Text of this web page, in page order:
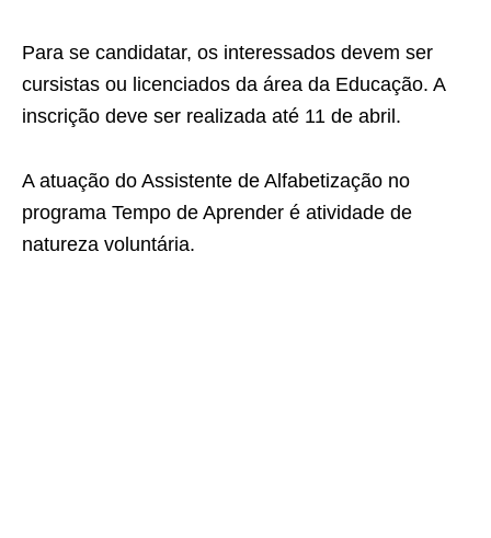
Para se candidatar, os interessados devem ser
cursistas ou licenciados da área da Educação. A
inscrição deve ser realizada até 11 de abril.
A atuação do Assistente de Alfabetização no
programa Tempo de Aprender é atividade de
natureza voluntária.